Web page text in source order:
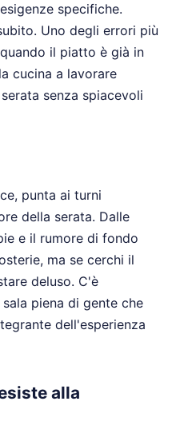
specifiche.
Uno degli errori più
il piatto è già in
cucina a lavorare
senza spiacevoli
punta ai turni
della serata. Dalle
e il rumore di fondo
ma se cerchi il
deluso. C'è
piena di gente che
dell'esperienza
alla